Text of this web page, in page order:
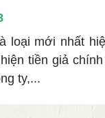
loại mới nhất
tiền giả
ty,...